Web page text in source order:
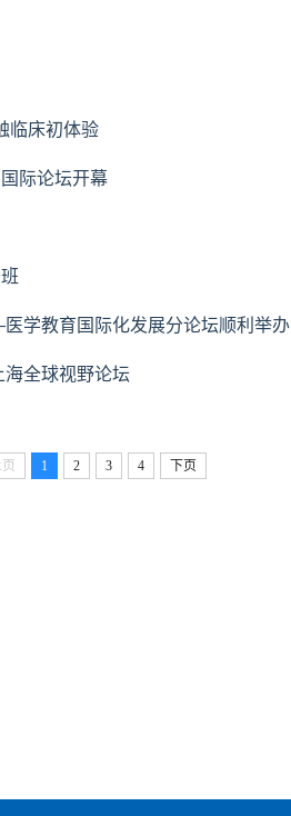
临床初体验
际论坛开幕
学教育国际化发展分论坛顺利举办
全球视野论坛
1 2 3 4 下页